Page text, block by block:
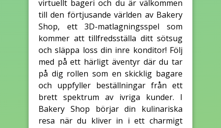
virtuellt bageri och du är välkommen
till den förtjusande världen av Bakery
Shop, ett 3D-matlagningsspel som
kommer att tillfredsställa ditt sötsug
och släppa loss din inre konditor! Följ
med på ett härligt äventyr där du tar
på dig rollen som en skicklig bagare
och uppfyller beställningar från ett
brett spektrum av ivriga kunder. I
Bakery Shop börjar din kulinariska
resa när du kliver in i ett charmigt